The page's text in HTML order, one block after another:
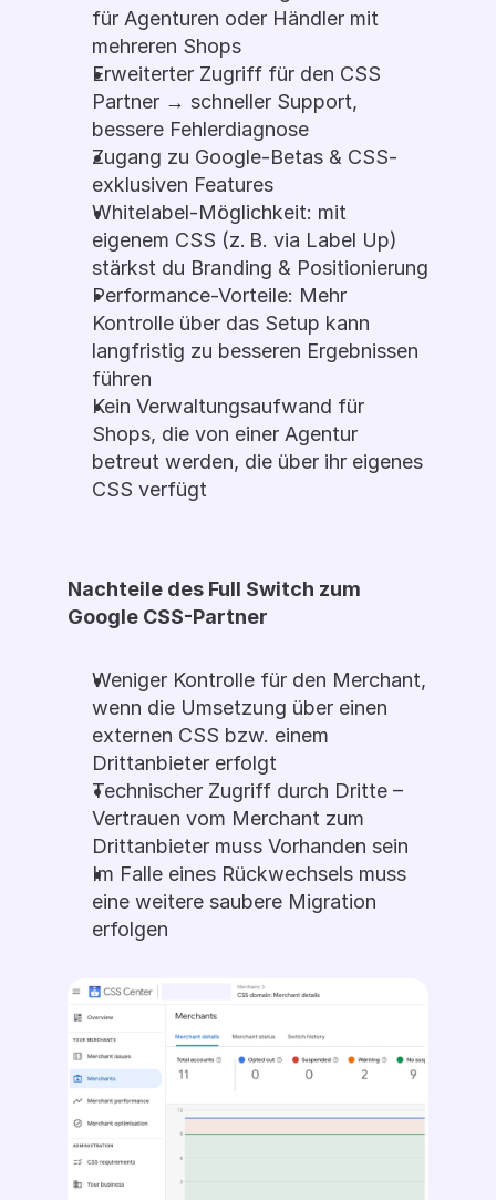
für Agenturen oder Händler mit
mehreren Shops
Erweiterter Zugriff für den CSS
Partner → schneller Support,
bessere Fehlerdiagnose
Zugang zu Google-Betas & CSS-
exklusiven Features
Whitelabel-Möglichkeit: mit
eigenem CSS (z. B. via Label Up)
stärkst du Branding & Positionierung
Performance-Vorteile: Mehr
Kontrolle über das Setup kann
langfristig zu besseren Ergebnissen
führen
Kein Verwaltungsaufwand für
Shops, die von einer Agentur
betreut werden, die über ihr eigenes
CSS verfügt
Nachteile des Full Switch zum
Google CSS-Partner
Weniger Kontrolle für den Merchant,
wenn die Umsetzung über einen
externen CSS bzw. einem
Drittanbieter erfolgt
Technischer Zugriff durch Dritte –
Vertrauen vom Merchant zum
Drittanbieter muss Vorhanden sein
Im Falle eines Rückwechsels muss
eine weitere saubere Migration
erfolgen